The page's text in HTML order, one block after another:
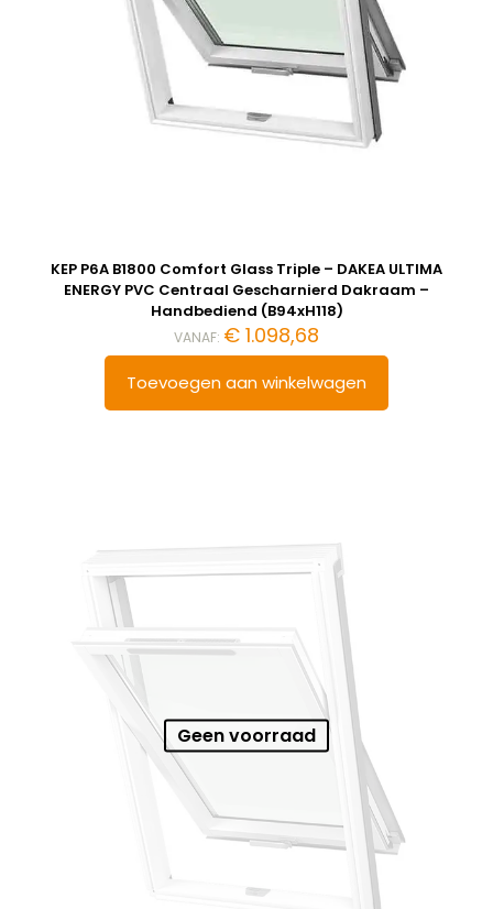
KEP P6A B1800 Comfort Glass Triple – DAKEA ULTIMA
ENERGY PVC Centraal Gescharnierd Dakraam –
Handbediend (B94xH118)
VANAF: € 1.098,68
Toevoegen aan winkelwagen
Geen voorraad